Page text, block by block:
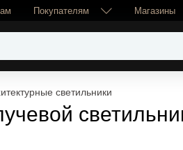
Покупателям Магазины
светильники